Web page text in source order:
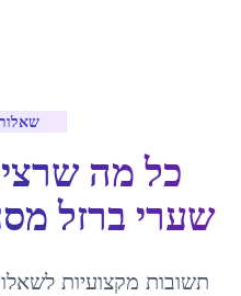
כל מה
שערי ברזל
תשובות מקצועיות